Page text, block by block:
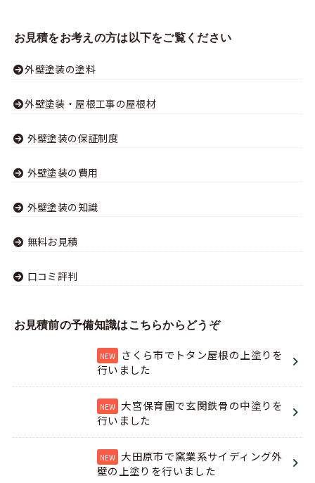
お見積をお考えの方は以下をご覧ください
外壁塗装の塗料
外壁塗装・屋根工事の屋根材
外壁塗装の保証制度
外壁塗装の費用
外壁塗装の知識
無料お見積
口コミ評判
お見積前の予備知識はこちらからどうぞ
さくら市でトタン屋根の上塗りを
行いました
大宮保育園で玄関鉄骨の中塗りを
行いました
大田原市で窯業系サイディング外
壁の上塗りを行いました